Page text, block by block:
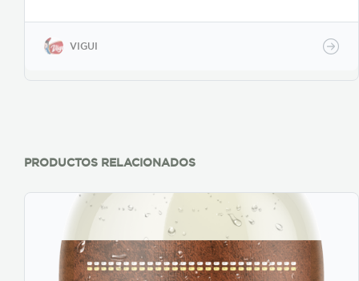
VIGUI
PRODUCTOS RELACIONADOS